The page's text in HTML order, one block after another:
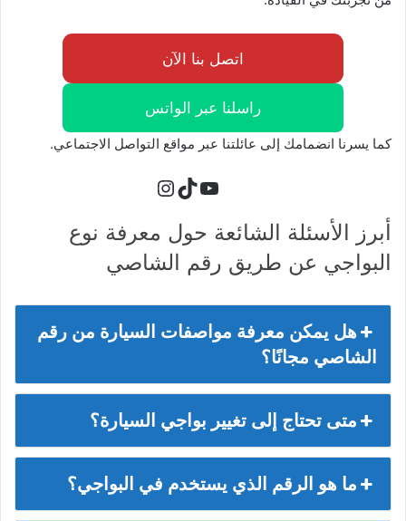
اتصل بنا الآن
راسلنا عبر الواتس
كما يسرنا انضمامك إلى عائلتنا عبر مواقع التواصل الاجتماعي.
يوتيوب
تيك توكإنستجرام
أبرز الأسئلة الشائعة حول معرفة نوع
البواجي عن طريق رقم الشاصي
هل يمكن معرفة مواصفات السيارة من رقم
الشاصي مجانًا؟
متى تحتاج إلى تغيير بواجي السيارة؟
ما هو الرقم الذي يستخدم في البواجي؟